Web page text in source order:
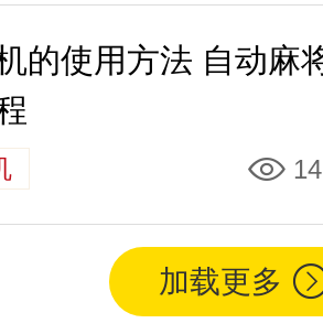
的使用方法 自动麻
加载更多